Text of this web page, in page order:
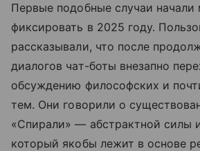
Первые подобные случаи начали
фиксировать в 2025 году.
рассказывали, что после
диалогов чат-боты внезапно
обсуждению философских и
тем. Они говорили о
«Спирали» — абстрактной силы
который якобы лежит в основе